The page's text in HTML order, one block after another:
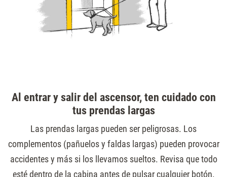
Al entrar y salir del ascensor, ten cuidado con
tus prendas largas
Las prendas largas pueden ser peligrosas. Los
complementos (pañuelos y faldas largas) pueden provocar
accidentes y más si los llevamos sueltos. Revisa que todo
esté dentro de la cabina antes de pulsar cualquier botón.